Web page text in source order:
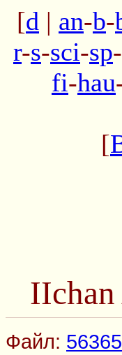
[d | an-b-
r-s-sci-sp-
fi-hau
[
Файл: